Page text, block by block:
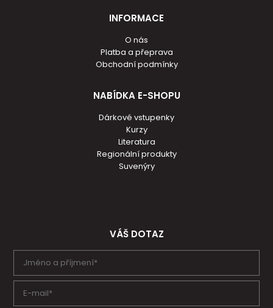
INFORMACE
O nás
Platba a přeprava
Obchodní podmínky
NABÍDKA E-SHOPU
Dárkové vstupenky
Kurzy
Literatura
Regionální produkty
Suvenýry
VÁŠ DOTAZ